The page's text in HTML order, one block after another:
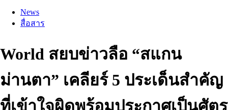
News
สื่อสาร
World สยบข่าวลือ “สแกน
ม่านตา” เคลียร์ 5 ประเด็นสำคัญ
ที่เข้าใจผิดพร้อมประกาศเป็นศัตรู